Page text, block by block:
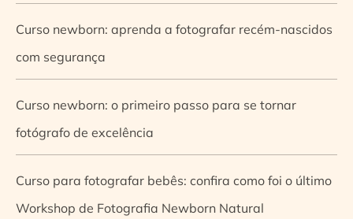
Curso newborn: aprenda a fotografar recém-nascidos
com segurança
Curso newborn: o primeiro passo para se tornar
fotógrafo de excelência
Curso para fotografar bebês: confira como foi o último
Workshop de Fotografia Newborn Natural